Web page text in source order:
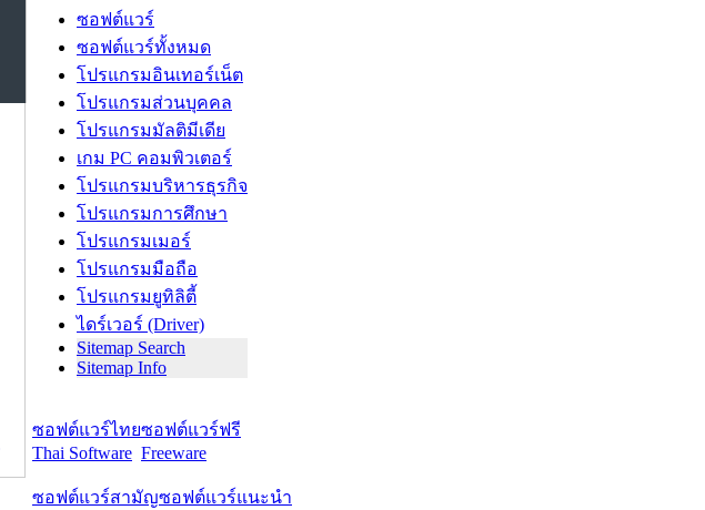
ซอฟต์แวร์
ซอฟต์แวร์ทั้งหมด
โปรแกรมอินเทอร์เน็ต
โปรแกรมส่วนบุคคล
โปรแกรมมัลติมีเดีย
เกม PC คอมพิวเตอร์
โปรแกรมบริหารธุรกิจ
โปรแกรมการศึกษา
โปรแกรมเมอร์
โปรแกรมมือถือ
โปรแกรมยูทิลิตี้
ไดร์เวอร์ (Driver)
Sitemap Search
Sitemap Info
ซอฟต์แวร์ไทย
Thai Software
ซอฟต์แวร์ฟรี
Freeware
ซอฟต์แวร์สามัญซอฟต์แวร์แนะนำ